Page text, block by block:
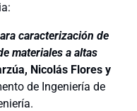
caracterización de
materiales a altas
Nicolás Flores y
de Ingeniería de